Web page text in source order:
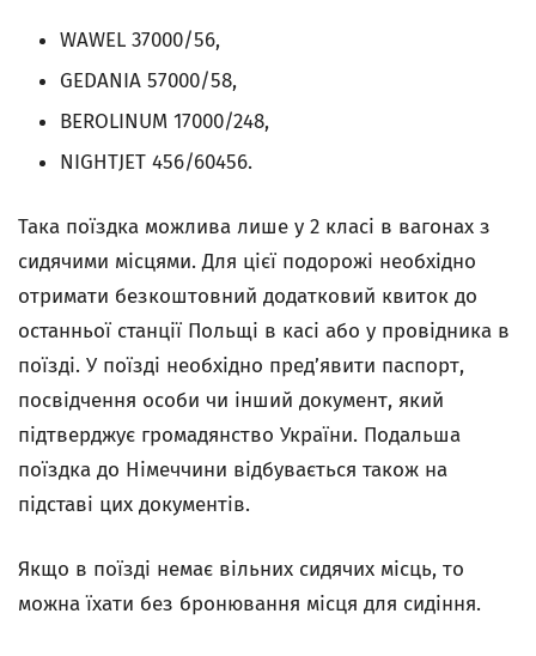
WAWEL 37000/56,
GEDANIA 57000/58,
BEROLINUM 17000/248,
NIGHTJET 456/60456.
Така поїздка можлива лише у 2 класі в вагонах з
сидячими місцями. Для цієї подорожі необхідно
отримати безкоштовний додатковий квиток до
останньої станції Польщі в касі або у провідника в
поїзді. У поїзді необхідно пред’явити паспорт,
посвідчення особи чи інший документ, який
підтверджує громадянство України. Подальша
поїздка до Німеччини відбувається також на
підставі цих документів.
Якщо в поїзді немає вільних сидячих місць, то
можна їхати без бронювання місця для сидіння.